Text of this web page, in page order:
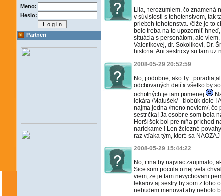
Meno:
Heslo:
Partneri
Lila, nerozumiem, čo znamená
v súvislosti s tehotenstvom, tak
priebeh tehotenstva. /čiže je to
bolo treba na to upozorniť
situácia s personálom, ale
Valentkovej, dr. Sokolíkovi, Dr.
historia. Ani sestričky sú tam už
2008-05-29 20:52:59
No, podobne, ako Ty :
odchovaných detí a všetko by
ochotných je tam pomenej
lekára /Matušek/ - klobúk dole !
najma jedna /meno neviem/, čo
sestrička! Ja osobne som bola
Horší šok bol pre mňa príchod
nariekame ! Len železné
raz vďaka tým, ktoré sa
2008-05-29 15:44:22
No, mna by najviac zaujimalo,
Sice som pocula o nej vela
viem, ze je tam nevychovani
lekarov aj sestry by som z toho
nebudem menovat aby nebolo